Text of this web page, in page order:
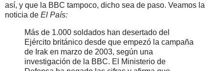
así, y que la BBC tampoco, dicho sea de paso. Veamos la
noticia de El País:
Más de 1.000 soldados han desertado del
Ejército británico desde que empezó la campaña
de Irak en marzo de 2003, según una
investigación de la BBC. El Ministerio de